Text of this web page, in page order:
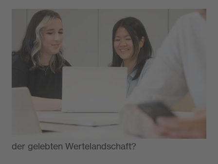
Sie möchten einer der protecting people
werden? Sie können sich vorstellen, unser
Leitmotiv protecting people zu Ihrer beruflichen
Mission zu machen? Sie möchten wissen,
welcher unserer Teilkonzerne (uvex safety
group, uvex sports group oder die uvex Winter
Holding) am besten zu Ihnen passt – inklusive
der gelebten Wertelandschaft?